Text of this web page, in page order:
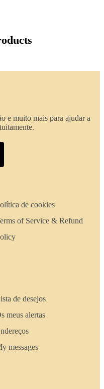
e muito mais para ajudar a
de cookies
of Service & Refund
de desejos
meus alertas
messages